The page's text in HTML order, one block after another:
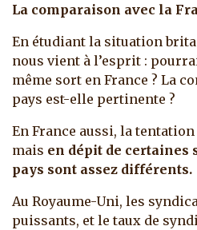
La comparaison avec la
En étudiant la situation
nous vient à l’esprit :
même sort en France ? La
pays est-elle pertinente ?
En France aussi, la
mais en dépit de certaines
pays sont assez différents.
Au Royaume-Uni, les
puissants, et le taux de